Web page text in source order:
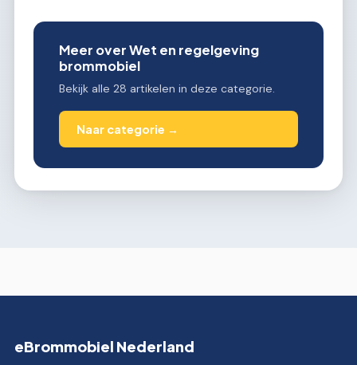
Meer over Wet en regelgeving
brommobiel
Bekijk alle 28 artikelen in deze categorie.
Naar categorie →
eBrommobiel Nederland